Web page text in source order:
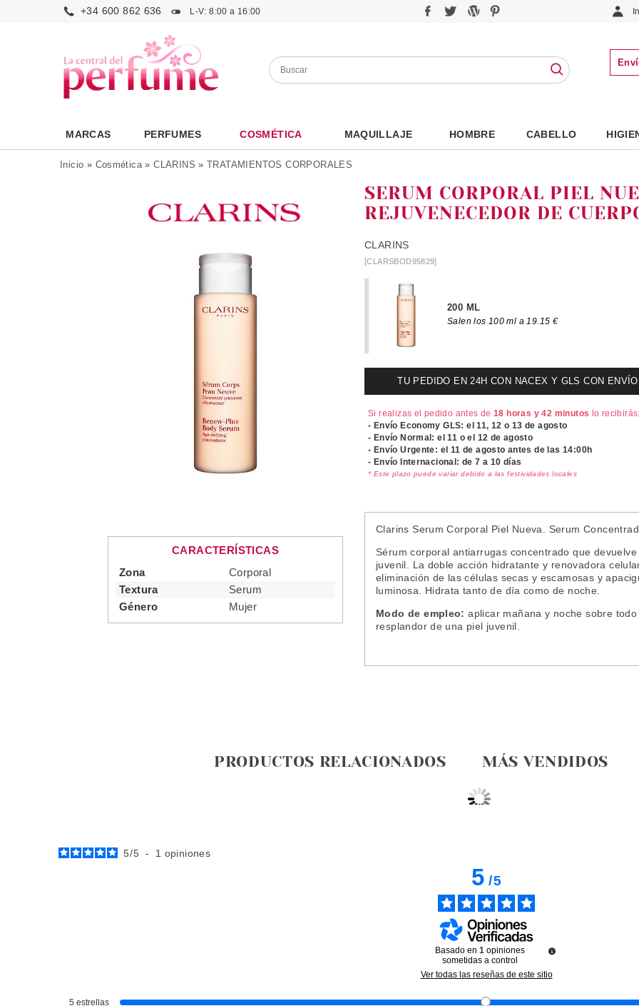
+34 600 862 636 L-V: 8:00 a 16:00
MARCAS PERFUMES COSMÉTICA MAQUILLAJE HOMBRE CABELLO
Inicio » Cosmética»CLARINS »TRATAMIENTOS CORPORALES
CARACTERÍSTICAS
Zona
Corporal
Textura
Serum
Género
Mujer
SERUM CORPORAL PIEL
REJUVENECEDOR DE
CLARINS
[CLARSBOD95829]
200 ML
Salen los 100 ml a 19.15 €
TU PEDIDO EN 24H CON NACEX Y GLS CON
Si realizas el pedido antes de18 horas y 42 minutos lo recibirás:
- Envío Economy GLS: el11, 12 o 13 de agosto
- Envío Normal: el11 o el 12 de agosto
- Envío Urgente: el 11 de agosto antes de las 14:00h
- Envío Internacional: de 7 a 10 días
* Este plazo puede variar debido a las festividades locales
Clarins Serum Corporal Piel Nueva. Serum
Sérum corporal antiarrugas concentrado que
juvenil. La doble acción hidratante y renovadora
eliminación de las células secas y escamosas y
luminosa. Hidrata tanto de día como de noche.
Modo de empleo: aplicar mañana y noche sobre
resplandor de una piel juvenil.
PRODUCTOS RELACIONADOS MÁS VENDIDOS
ADVANCED 200 ML
SUPER HIDRATANTE 400 ML
CLARINS
150 ML
MAINS
5/5 - 1 opiniones
5/5
Basado en 1 opiniones
sometidas a control
Ver todas las reseñas de este sitio
5 estrellas